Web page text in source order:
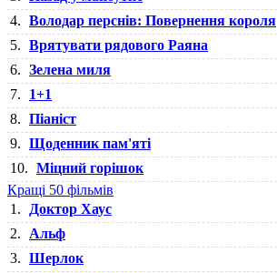
4. Володар перснів: Повернення короля
5. Врятувати рядового Раяна
6. Зелена миля
7.
1+1
8. Піаніст
9. Щоденник пам'яті
10. Міцний горішок
Кращі 50 фільмів
1.
Доктор Хаус
2.
Альф
3. Шерлок